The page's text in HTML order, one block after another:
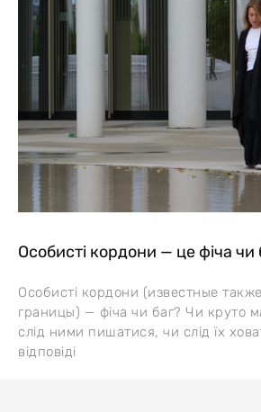
Особисті кордони — це фіча чи
Особисті кордони (известные
границы) — фіча чи баг? Чи круто
слід ними пишатися, чи слід їх
відповіді